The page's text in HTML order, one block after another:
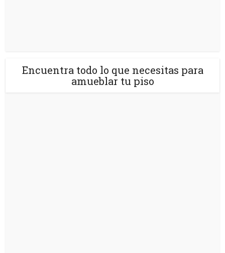
Encuentra todo lo que necesitas para
amueblar tu piso